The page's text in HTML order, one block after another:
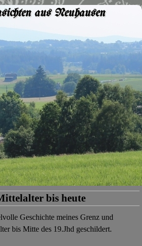
aus Neuhausen
bis heute
Geschichte meines Grenz und
bis Mitte des 19.Jhd geschildert.